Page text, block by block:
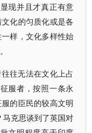
现并且才真正有意
化的匀质化或是各
样，文化多样性始
往无法在文化上占
服者，按照一条永
的臣民的较高文明
马克思谈到了英国对